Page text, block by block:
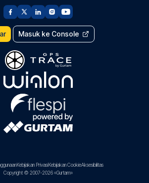
Masuk ke Console
Kebijakan PrivasiKebijakan CookieAksesibilitas
Copyright © 2007-2026 «Gurtam»